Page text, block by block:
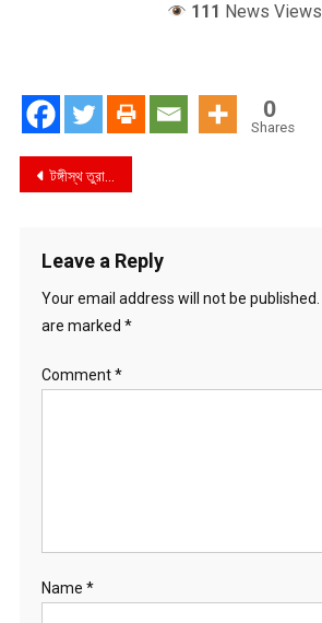
111 News Views
0
Shares
Post
টঙ্গীস্থ তুরাগ নদীর তীরে বিশ্ব ইজতেমা-২০২৩ এর সার্বিক নিরাপত্তা সংক্রান্ত সমন্বয় সভা অনুষ্ঠিত
Leave a Reply
Your email address will not be published.
are marked *
Comment*
Name *